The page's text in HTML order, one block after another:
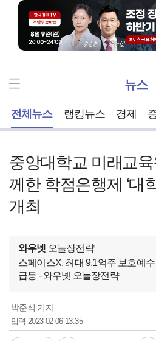
뉴스
전체뉴스 랭킹뉴스 경제
중앙대학교 미래교
께한 학점은행제 ‘대
개최
와우넷 오늘장전략
스페이스X, 최대 9.1억주 보호예
급등 - 와우넷 오늘장전략
박준식 기자
입력2023-02-06 13:35